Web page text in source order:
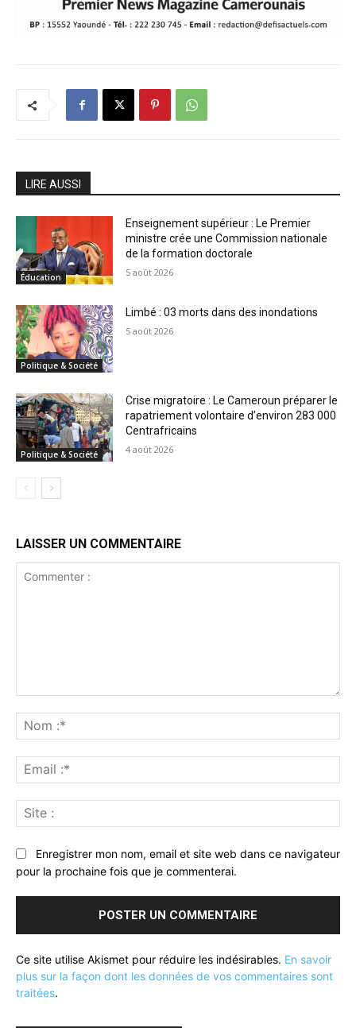
LIRE AUSSI
Éducation
Enseignement supérieur : Le Premier
ministre crée une Commission nationale
de la formation doctorale
5 août 2026
Politique & Société
Limbé : 03 morts dans des inondations
5 août 2026
Politique & Société
Crise migratoire : Le Cameroun préparer le
rapatriement volontaire d’environ 283 000
Centrafricains
4 août 2026
LAISSER UN COMMENTAIRE
:*
:*
:
Enregistrer mon nom, email et site web dans ce navigateur
pour la prochaine fois que je commenterai.
Ce site utilise Akismet pour réduire les indésirables. En savoir
plus sur la façon dont les données de vos commentaires sont
traitées.